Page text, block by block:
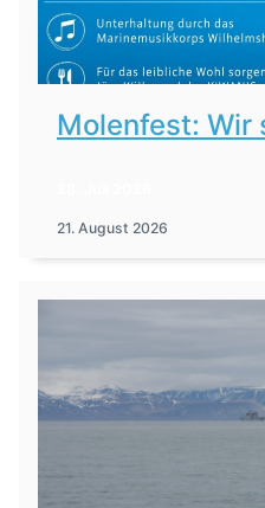
Molenfest: Wir
21. August 2026